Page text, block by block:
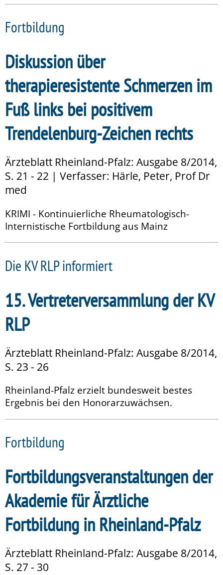
Fortbildung
Diskussion über
therapieresistente Schmerzen im
Fuß links bei positivem
Trendelenburg-Zeichen rechts
Ärzteblatt Rheinland-Pfalz: Ausgabe 8/2014,
S. 21 - 22 | Verfasser: Härle, Peter, Prof Dr
med
KRIMI - Kontinuierliche Rheumatologisch-
Internistische Fortbildung aus Mainz
Die KV RLP informiert
15. Vertreterversammlung der KV
RLP
Ärzteblatt Rheinland-Pfalz: Ausgabe 8/2014,
S. 23 - 26
Rheinland-Pfalz erzielt bundesweit bestes
Ergebnis bei den Honorarzuwächsen.
Fortbildung
Fortbildungsveranstaltungen der
Akademie für Ärztliche
Fortbildung in Rheinland-Pfalz
Ärzteblatt Rheinland-Pfalz: Ausgabe 8/2014,
S. 27 - 30